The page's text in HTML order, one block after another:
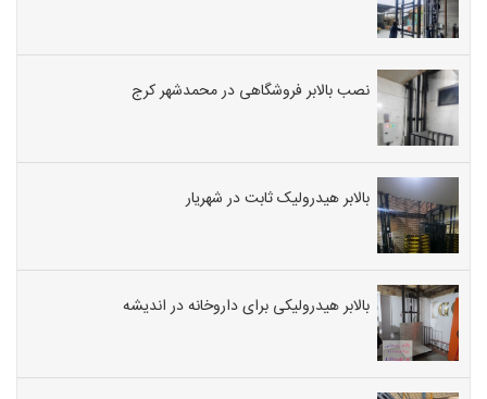
نصب بالابر فروشگاهی در محمدشهر کرج
بالابر هیدرولیک ثابت در شهریار
بالابر هیدرولیکی برای داروخانه در اندیشه